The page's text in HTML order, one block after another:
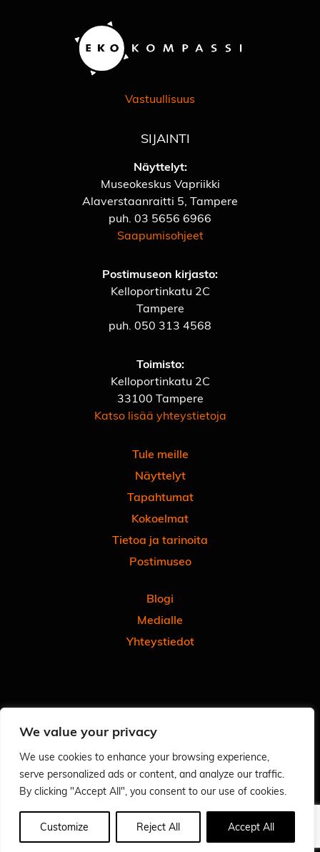
We value your privacy
We use cookies to enhance your browsing experience,
serve personalized ads or content, and analyze our traffic.
By clicking "Accept All", you consent to our use of cookies.
Customize Reject All Accept All
Vastuullisuus
SIJAINTI
Näyttelyt:
Museokeskus Vapriikki
Alaverstaanraitti 5, Tampere
puh. 03 5656 6966
Saapumisohjeet
Postimuseon kirjasto:
Kelloportinkatu 2C
Tampere
puh. 050 313 4568
Toimisto:
Kelloportinkatu 2C
33100 Tampere
Katso lisää yhteystietoja
Tule meille
Näyttelyt
Tapahtumat
Kokoelmat
Tietoa ja tarinoita
Postimuseo
Blogi
Medialle
Yhteystiedot
Tilaa uutiskirjeemme
Anna meille palautetta
Arvioi käyntisi Googlessa - autat meitä ja muita
Tietosuoja
Saavutettavuusseloste